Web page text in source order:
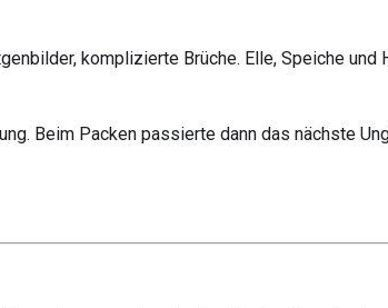
komplizierte Brüche. Elle, Speiche und
Beim Packen passierte dann das nächste